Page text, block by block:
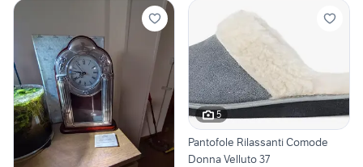
5
Pantofole Rilassanti Comode
Donna Velluto 37